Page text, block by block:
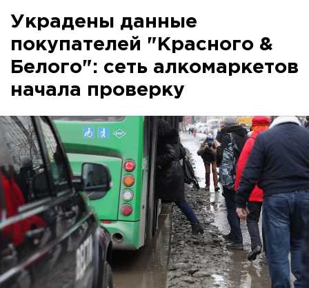
Украдены данные
покупателей "Красного &
Белого": сеть алкомаркетов
начала проверку